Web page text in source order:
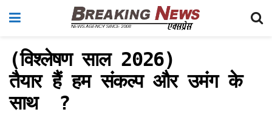
(विश्लेषण साल 2026)
तैयार हैं हम संकल्प और उमंग के
साथ ?